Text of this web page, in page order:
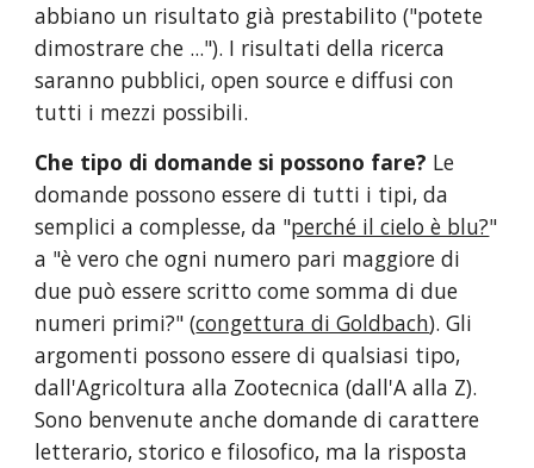
abbiano un risultato già prestabilito ("potete
dimostrare che ..."). I risultati della ricerca
saranno pubblici, open source e diffusi con
tutti i mezzi possibili.
Che tipo di domande si possono fare? Le
domande possono essere di tutti i tipi, da
semplici a complesse, da "perché il cielo è blu?"
a "è vero che ogni numero pari maggiore di
due può essere scritto come somma di due
numeri primi?" (congettura di Goldbach). Gli
argomenti possono essere di qualsiasi tipo,
dall'Agricoltura alla Zootecnica (dall'A alla Z).
Sono benvenute anche domande di carattere
letterario, storico e filosofico, ma la risposta